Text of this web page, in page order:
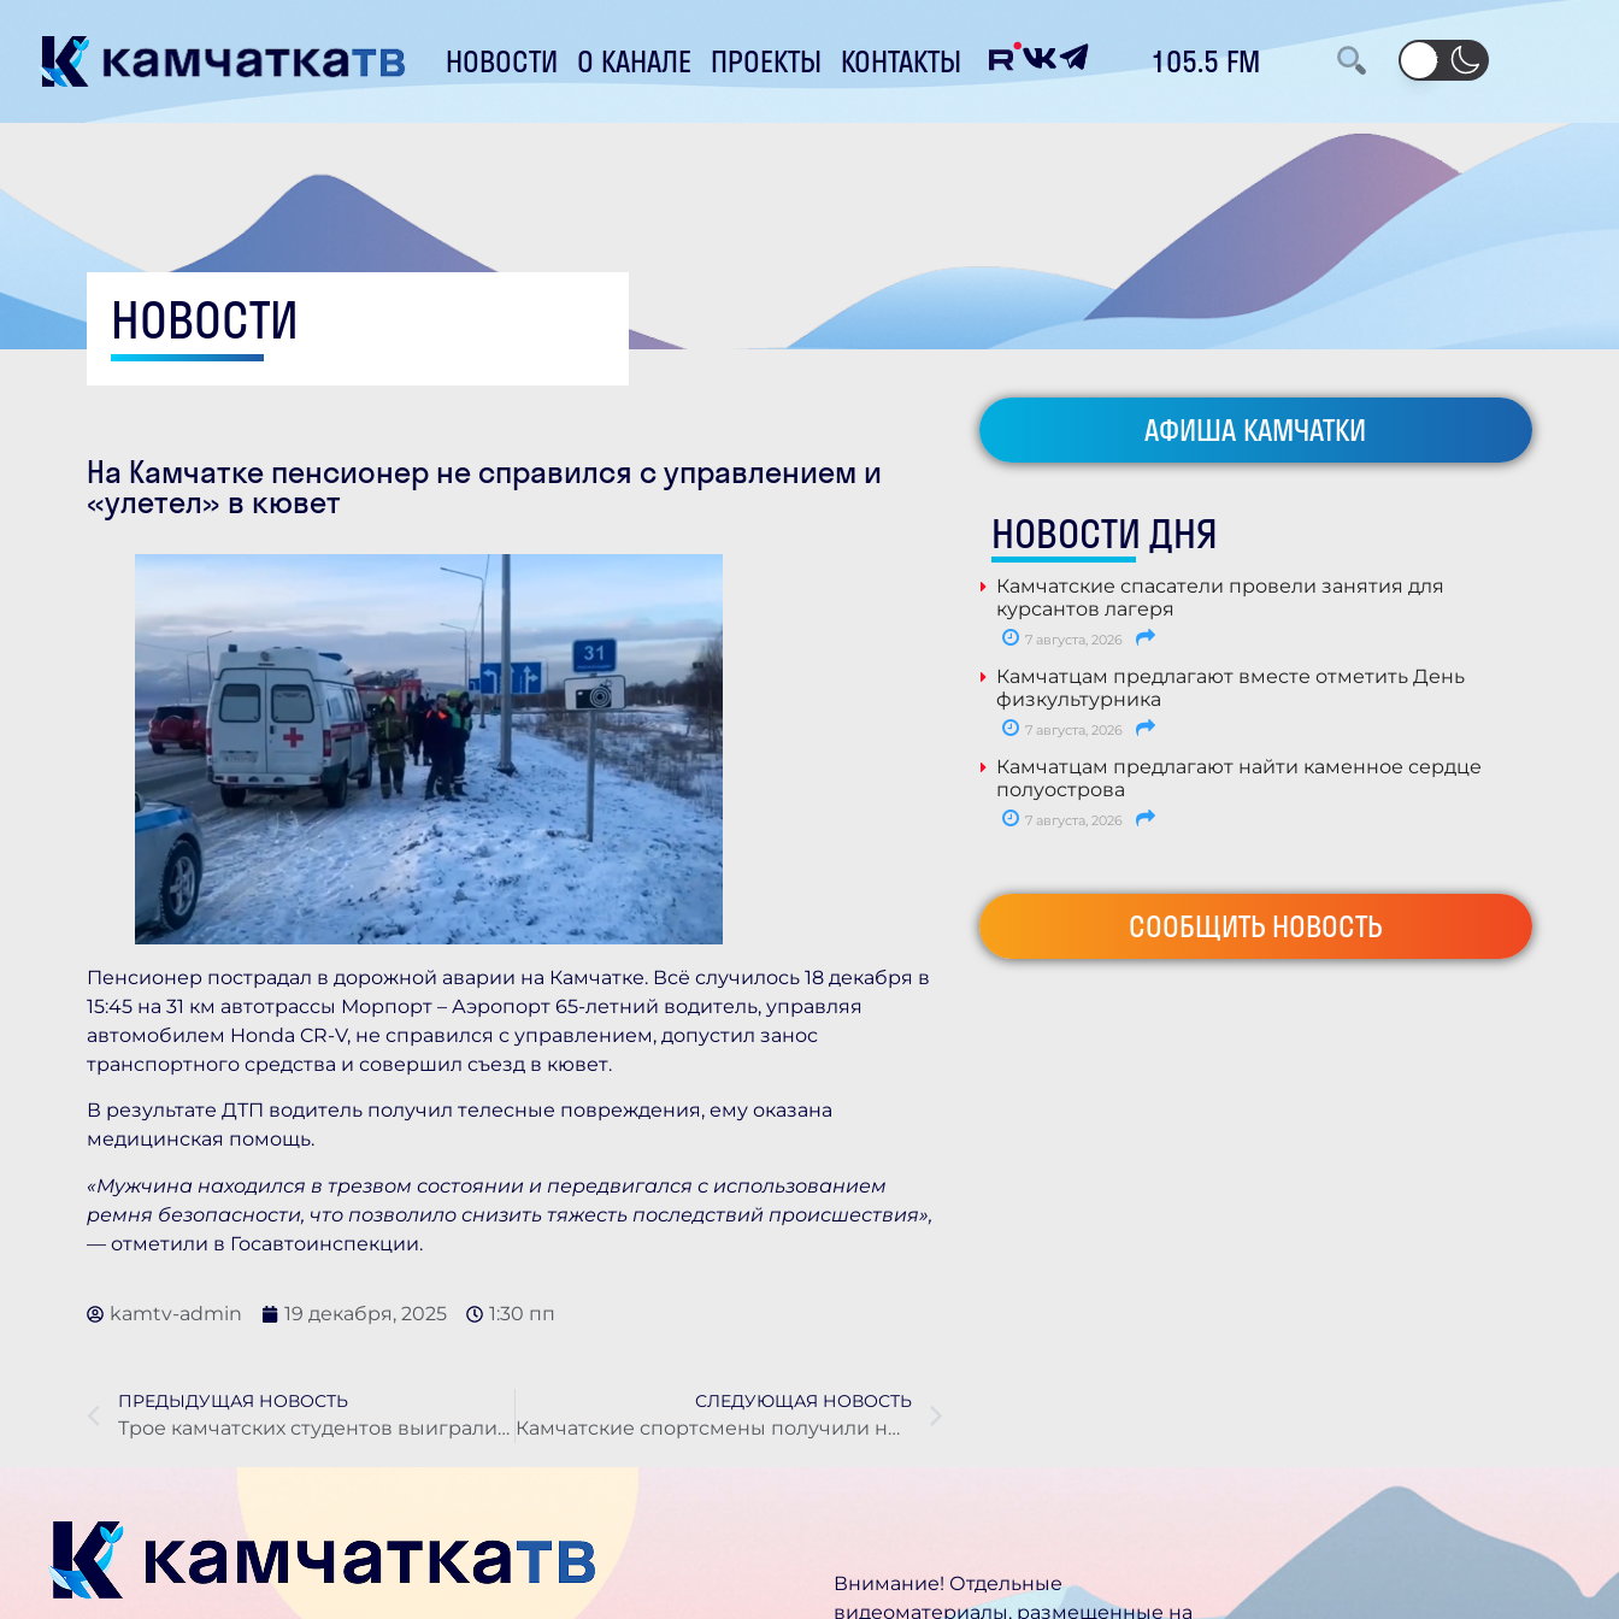
НОВОСТИ О КАНАЛЕ ПРОЕКТЫ КОНТАКТЫ 105.5 FM
НОВОСТИ
На Камчатке пенсионер не справился с управлением и
«улетел» в кювет
Пенсионер пострадал в дорожной аварии на Камчатке. Всё случилось 18 декабря в
15:45 на 31 км автотрассы Морпорт – Аэропорт 65-летний водитель, управляя
автомобилем Honda CR-V, не справился с управлением, допустил занос
транспортного средства и совершил съезд в кювет.
В результате ДТП водитель получил телесные повреждения, ему оказана
медицинская помощь.
«Мужчина находился в трезвом состоянии и передвигался с использованием
ремня безопасности, что позволило снизить тяжесть последствий происшествия»,
— отметили в Госавтоинспекции.
kamtv-admin 19 декабря, 2025 1:30 пп
ПРЕДЫДУЩАЯ НОВОСТЬ
Трое камчатских студентов выиграли стажировку в Японии
СЛЕДУЮЩАЯ НОВОСТЬ
Камчатские спортсмены получили нейтральный статус FIS
АФИША КАМЧАТКИ
НОВОСТИ ДНЯ
Камчатские спасатели провели занятия для
курсантов лагеря
7 августа, 2026
Камчатцам предлагают вместе отметить День
физкультурника
7 августа, 2026
Камчатцам предлагают найти каменное сердце
полуострова
7 августа, 2026
СООБЩИТЬ НОВОСТЬ
Внимание! Отдельные
видеоматериалы, размещенные на